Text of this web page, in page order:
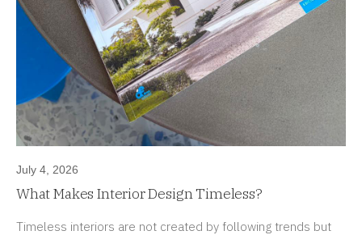
July 4, 2026
What Makes Interior Design Timeless?
Timeless interiors are not created by following trends but